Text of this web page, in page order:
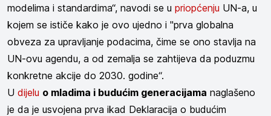
modelima i standardima“, navodi se u priopćenju UN-a, u
kojem se ističe kako je ovo ujedno i "prva globalna
obveza za upravljanje podacima, čime se ono stavlja na
UN-ovu agendu, a od zemalja se zahtijeva da poduzmu
konkretne akcije do 2030. godine“.
U dijelu o mladima i budućim generacijama naglašeno
je da je usvojena prva ikad Deklaracija o budućim